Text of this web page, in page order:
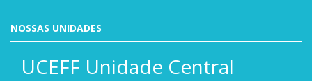
NOSSAS UNIDADES
UCEFF Unidade Central